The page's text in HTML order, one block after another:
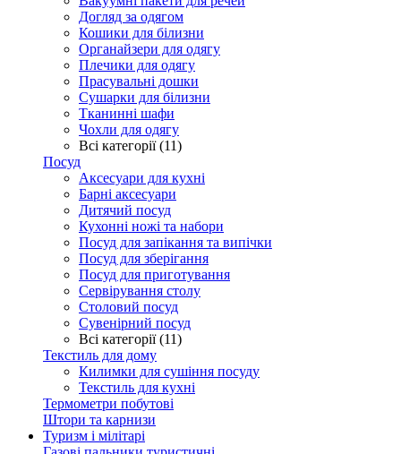
Догляд за одягом
Кошики для білизни
Органайзери для одягу
Плечики для одягу
Прасувальні дошки
Сушарки для білизни
Тканинні шафи
Чохли для одягу
Всі категорії (11)
Посуд
Аксесуари для кухні
Барні аксесуари
Дитячий посуд
Кухонні ножі та набори
Посуд для запікання та випічки
Посуд для зберігання
Посуд для приготування
Сервірування столу
Столовий посуд
Сувенірний посуд
Всі категорії (11)
Текстиль для дому
Килимки для сушіння посуду
Текстиль для кухні
Термометри побутові
Штори та карнизи
Туризм і мілітарі